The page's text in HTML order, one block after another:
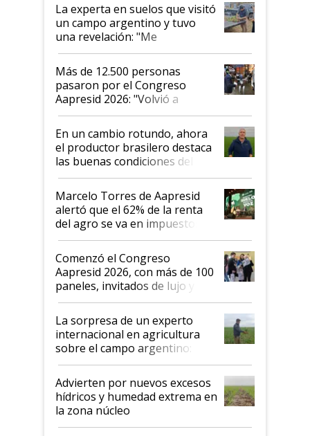
La experta en suelos que visitó
un campo argentino y tuvo
una revelación: "Me
impresionó mucho"
Más de 12.500 personas
pasaron por el Congreso
Aapresid 2026: "Volvió a
demostrar que hablar del
suelo es hablar de todo el
sistema productivo"
En un cambio rotundo, ahora
el productor brasilero destaca
las buenas condiciones del
agro argentino para invertir:
"Los veo más motivados"
Marcelo Torres de Aapresid
alertó que el 62% de la renta
del agro se va en impuestos:
"No es bueno que en
Argentina se sigan discutiendo
las mismas cosas de hace 50
años"
Comenzó el Congreso
Aapresid 2026, con más de 100
paneles, invitados de lujo y
todas las tendencias
La sorpresa de un experto
internacional en agricultura
sobre el campo argentino:
"Estoy muy impresionado"
Advierten por nuevos excesos
hídricos y humedad extrema en
la zona núcleo